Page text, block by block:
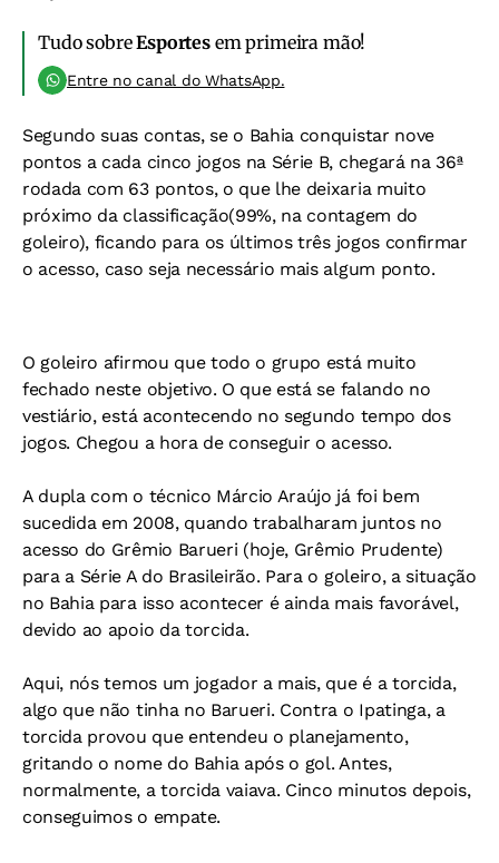
Tudo sobreEsportesem primeira mão!
Entre no canal do WhatsApp.
Segundo suas contas, se o Bahia conquistar nove
pontos a cada cinco jogos na Série B, chegará na 36ª
rodada com 63 pontos, o que lhe deixaria muito
próximo da classificação(99%, na contagem do
goleiro), ficando para os últimos três jogos confirmar
o acesso, caso seja necessário mais algum ponto.
O goleiro afirmou que todo o grupo está muito
fechado neste objetivo. O que está se falando no
vestiário, está acontecendo no segundo tempo dos
jogos. Chegou a hora de conseguir o acesso.
A dupla com o técnico Márcio Araújo já foi bem
sucedida em 2008, quando trabalharam juntos no
acesso do Grêmio Barueri (hoje, Grêmio Prudente)
para a Série A do Brasileirão. Para o goleiro, a situação
no Bahia para isso acontecer é ainda mais favorável,
devido ao apoio da torcida.
Aqui, nós temos um jogador a mais, que é a torcida,
algo que não tinha no Barueri. Contra o Ipatinga, a
torcida provou que entendeu o planejamento,
gritando o nome do Bahia após o gol. Antes,
normalmente, a torcida vaiava. Cinco minutos depois,
conseguimos o empate.